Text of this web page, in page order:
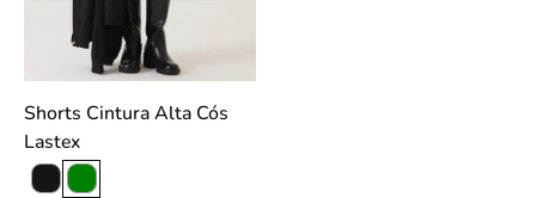
Shorts Cintura Alta Cós
Lastex